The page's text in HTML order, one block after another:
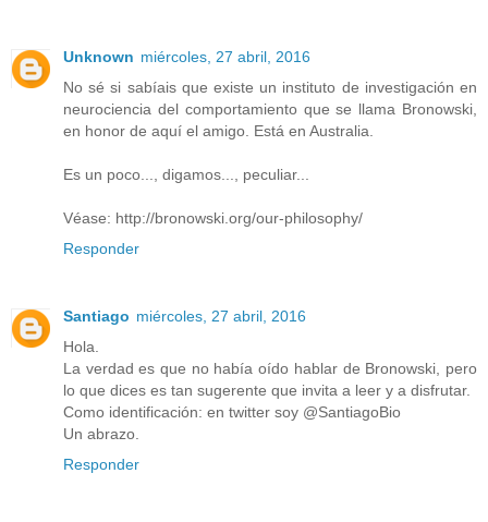
Unknown miércoles, 27 abril, 2016
No sé si sabíais que existe un instituto de investigación en
neurociencia del comportamiento que se llama Bronowski,
en honor de aquí el amigo. Está en Australia.
Es un poco..., digamos..., peculiar...
Véase: http://bronowski.org/our-philosophy/
Responder
Santiago miércoles, 27 abril, 2016
Hola.
La verdad es que no había oído hablar de Bronowski, pero
lo que dices es tan sugerente que invita a leer y a disfrutar.
Como identificación: en twitter soy @SantiagoBio
Un abrazo.
Responder